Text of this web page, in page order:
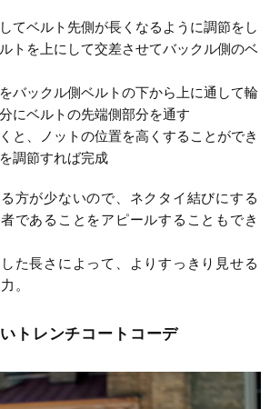
てベルト先側が長くなるように調節をし
トを上にして交差させてバックル側のベ
バックル側ベルトの下から上に通して輪
にベルトの先端側部分を通す
と、ノットの位置を高くすることができ
調節すれば完成
方が少ないので、ネクタイ結びにする
であることをアピールすることもでき
た長さによって、よりすっきり見せる
。
トレンチコートコーデ